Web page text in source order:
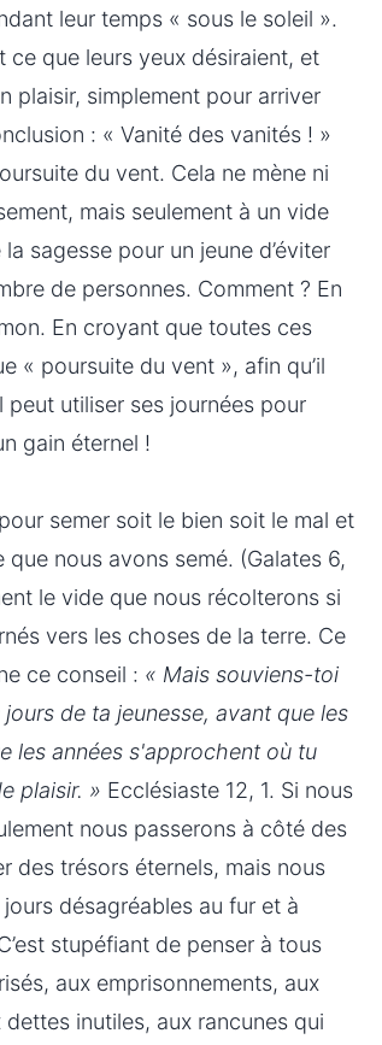
leur temps « sous le soleil ».
ce que leurs yeux désiraient, et
plaisir, simplement pour arriver
: « Vanité des vanités ! »
du vent. Cela ne mène ni
mais seulement à un vide
sagesse pour un jeune d’éviter
de personnes. Comment ? En
En croyant que toutes ces
« poursuite du vent », afin qu’il
peut utiliser ses journées pour
gain éternel !
semer soit le bien soit le mal et
nous avons semé. (Galates 6,
le vide que nous récolterons si
vers les choses de la terre. Ce
ce conseil : « Mais souviens-toi
de ta jeunesse, avant que les
les années s'approchent où tu
plaisir. » Ecclésiaste 12, 1. Si nous
nous passerons à côté des
des trésors éternels, mais nous
désagréables au fur et à
stupéfiant de penser à tous
aux emprisonnements, aux
inutiles, aux rancunes qui